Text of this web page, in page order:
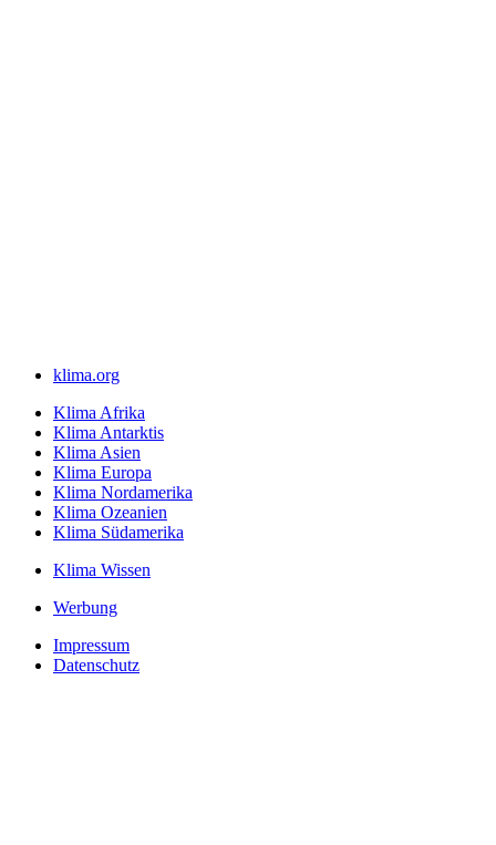
klima.org
Klima Afrika
Klima Antarktis
Klima Asien
Klima Europa
Klima Nordamerika
Klima Ozeanien
Klima Südamerika
Klima Wissen
Werbung
Impressum
Datenschutz